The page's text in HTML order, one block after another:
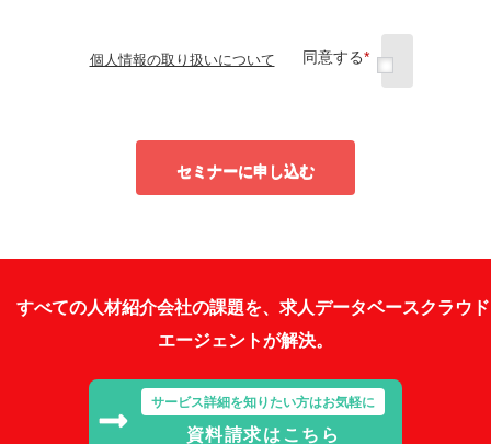
個人情報の取り扱いについて *
同意する
セミナーに申し込む
すべての人材紹介会社の課題を、求人データベースクラウド
エージェントが解決。
サービス詳細を知りたい方はお気軽に
資料請求はこちら